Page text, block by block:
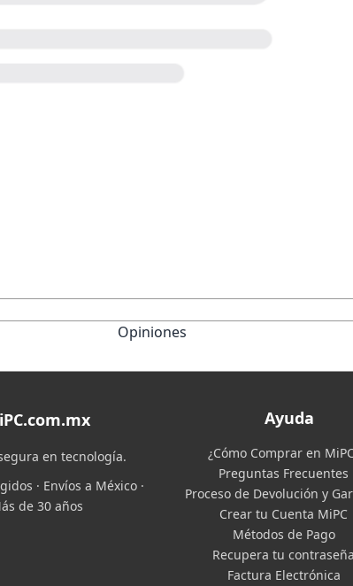
Opiniones
en tecnología.
· Envíos a México ·
de 30 años
Ayuda
¿Cómo Comprar en
Preguntas Frecuentes
Proceso de Devolución y
Crear tu Cuenta MiPC
Métodos de Pago
Recupera tu contraseña
Factura Electrónica